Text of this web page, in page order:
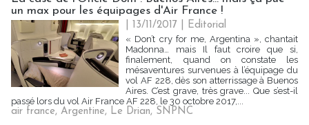
un max pour les équipages d'Air France !
| 13/11/2017
Editorial
« Don’t cry for me, Argentina », chantait
Madonna… mais Il faut croire que si,
finalement, quand on constate les
mésaventures survenues à l’équipage du
vol AF 228, dès son atterrissage à Buenos
Aires. C’est grave, très grave... Que s’est-il
passé lors du vol Air France AF 228, le 30 octobre 2017,...
air france, Argentine, Le Drian, SNPNC